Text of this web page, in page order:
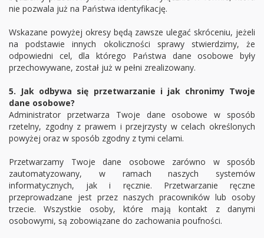
nie pozwala już na Państwa identyfikację.
Wskazane powyżej okresy będą zawsze ulegać skróceniu, jeżeli
na podstawie innych okoliczności sprawy stwierdzimy, że
odpowiedni cel, dla którego Państwa dane osobowe były
przechowywane, został już w pełni zrealizowany.
5. Jak odbywa się przetwarzanie i jak chronimy Twoje
dane osobowe?
Administrator przetwarza Twoje dane osobowe w sposób
rzetelny, zgodny z prawem i przejrzysty w celach określonych
powyżej oraz w sposób zgodny z tymi celami.
Przetwarzamy Twoje dane osobowe zarówno w sposób
zautomatyzowany, w ramach naszych systemów
informatycznych, jak i ręcznie. Przetwarzanie ręczne
przeprowadzane jest przez naszych pracowników lub osoby
trzecie. Wszystkie osoby, które mają kontakt z danymi
osobowymi, są zobowiązane do zachowania poufności.